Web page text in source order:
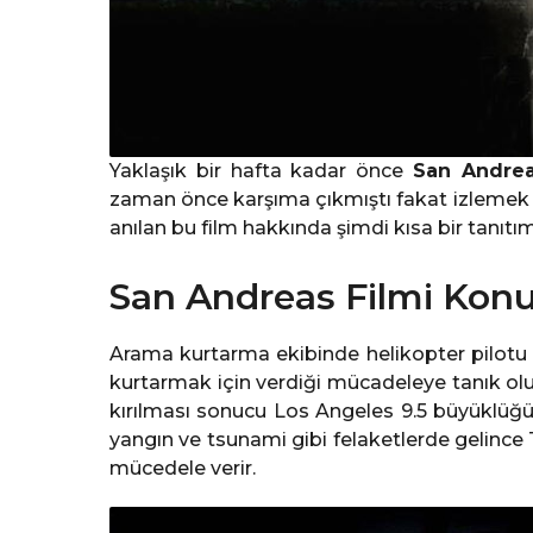
Yaklaşık bir hafta kadar önce San
zaman önce karşıma çıkmıştı fakat
anılan bu film hakkında şimdi kısa bir
San Andreas Filmi
Arama kurtarma ekibinde helikopter pilotu
kurtarmak için verdiği mücadeleye tanık
kırılması sonucu Los Angeles 9.5
yangın ve tsunami gibi felaketlerde gelince
mücedele verir.